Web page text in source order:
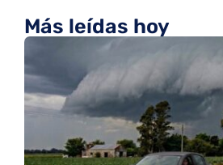
Más leídas hoy